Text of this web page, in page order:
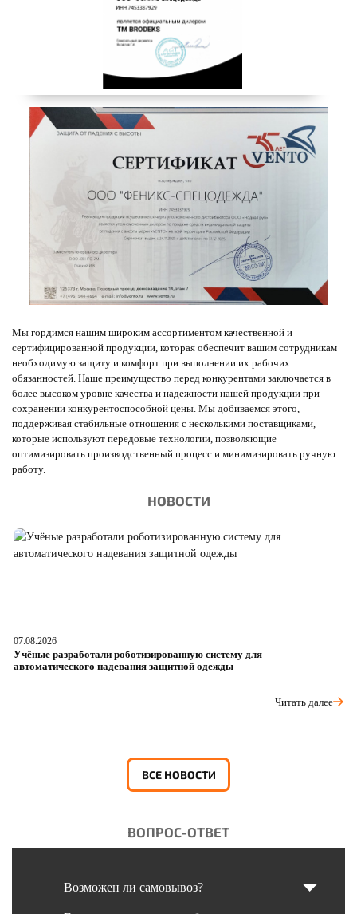
Мы гордимся нашим широким ассортиментом качественной и
сертифицированной продукции, которая обеспечит вашим сотрудникам
необходимую защиту и комфорт при выполнении их рабочих
обязанностей. Наше преимущество перед конкурентами заключается в
более высоком уровне качества и надежности нашей продукции при
сохранении конкурентоспособной цены. Мы добиваемся этого,
поддерживая стабильные отношения с несколькими поставщиками,
которые используют передовые технологии, позволяющие
оптимизировать производственный процесс и минимизировать ручную
работу.
НОВОСТИ
07.08.2026
Учёные разработали роботизированную систему для
автоматического надевания защитной одежды
Читать далее
ВСЕ НОВОСТИ
ВОПРОС-ОТВЕТ
Возможен ли самовывоз?